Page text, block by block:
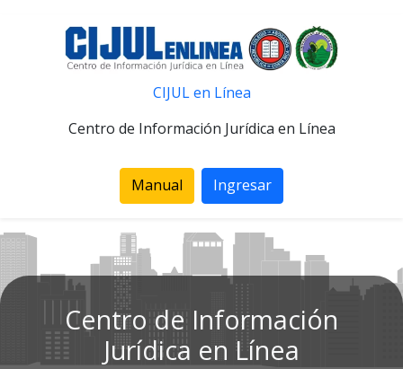
CIJUL en Línea
Centro de Información Jurídica en Línea
Manual Ingresar
Centro de Información
Jurídica en Línea